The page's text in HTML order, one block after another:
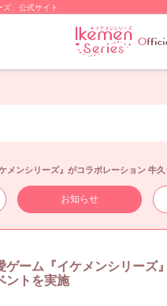
」公式サイト
メンシリーズ』がコラボレーション 牛
お知らせ
ゲーム『イケメンシリー
ントを実施